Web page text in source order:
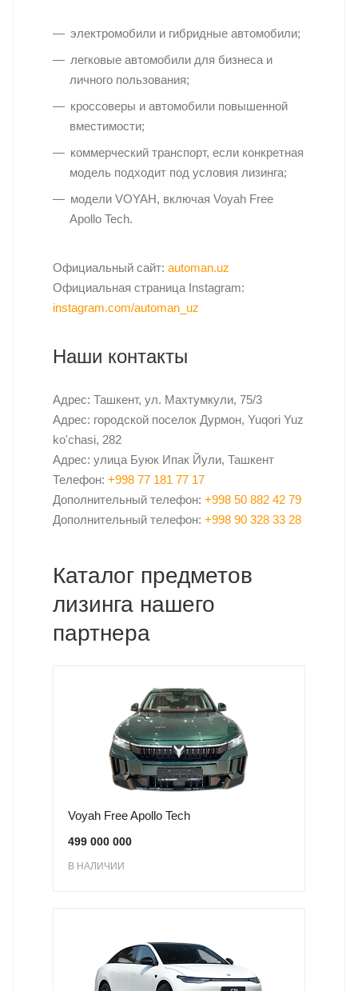
электромобили и гибридные автомобили;
легковые автомобили для бизнеса и
личного пользования;
кроссоверы и автомобили повышенной
вместимости;
коммерческий транспорт, если конкретная
модель подходит под условия лизинга;
модели VOYAH, включая Voyah Free
Apollo Tech.
Официальный сайт: automan.uz
Официальная страница Instagram:
instagram.com/automan_uz
Наши контакты
Адрес: Ташкент, ул. Махтумкули, 75/3
Адрес: городской поселок Дурмон, Yuqori Yuz
ko'chasi, 282
Адрес: улица Буюк Ипак Йули, Ташкент
Телефон: +998 77 181 77 17
Дополнительный телефон: +998 50 882 42 79
Дополнительный телефон: +998 90 328 33 28
Каталог предметов
лизинга нашего
партнера
Voyah Free Apollo Tech
499 000 000
В НАЛИЧИИ